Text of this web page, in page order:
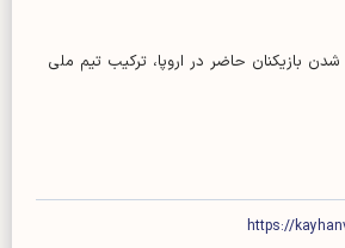
بازیکنان حاضر در اروپا، ترکیب تیم ملی
https://